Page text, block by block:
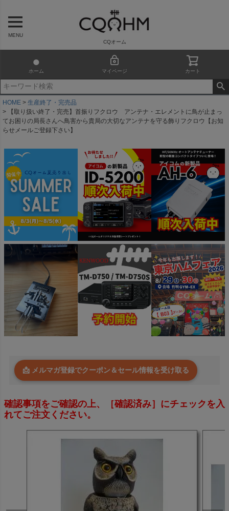
MENU
CQオーム
ホーム マイページ カート
HOME
生産終了・完売品
【取り扱い終了・完売】首振りフクロウ アンテナ・エレメントに鳥が止まっ
てお困りの局長さんへ鳥害から貴局の大切なアンテナを守る飾りフクロウ【お知
らせメールご登録下さい】
📩 メルマガ登録でクーポン＆セール情報を受け取る
確認事項をご確認の上、［確認済み］にチェックを入
れてご注文ください。